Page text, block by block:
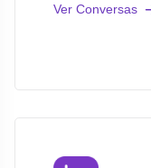
Ver Conversas